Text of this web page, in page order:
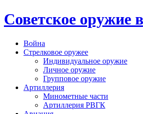
Cоветское
Война
Стрелковое оружее
Индивидуальное оружие
Личное оружие
Групповое оружие
Артиллерия
Минометные части
Артиллерия РВГК